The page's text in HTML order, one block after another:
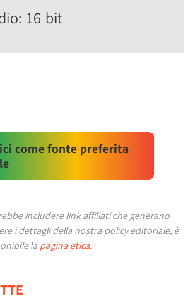
16 bit
come fonte preferita
includere link affiliati che generano
i dettagli della nostra policy editoriale, è
la pagina etica.